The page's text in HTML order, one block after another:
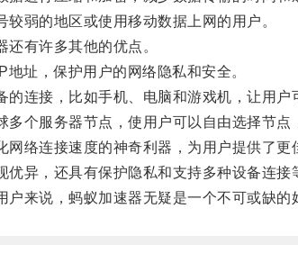
弱的地区或使用移动数据上网的用户。
有许多其他的优点。
址，保护用户的网络隐私和安全。
接，比如手机、电脑和游戏机，让用户
服务器节点，使用户可以自由选择节点
络连接速度的神奇利器，为用户提供了更
异，还具有保护隐私和支持多种设备连接
来说，蚂蚁加速器无疑是一个不可或缺的